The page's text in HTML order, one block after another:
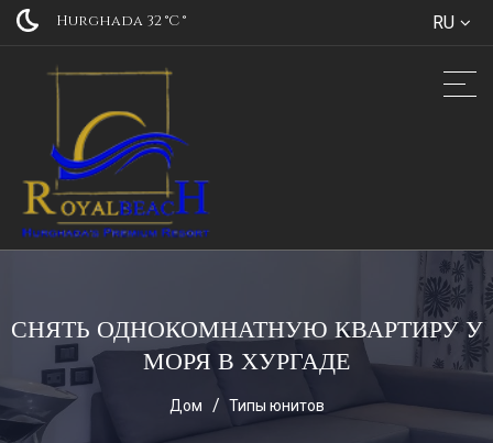
Hurghada 32 °C° RU
СНЯТЬ ОДНОКОМНАТНУЮ КВАРТИРУ У
МОРЯ В ХУРГАДЕ
Дом Типы юнитов